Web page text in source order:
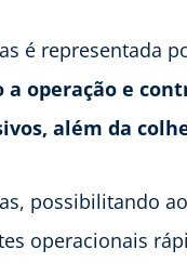
é representada
a operação e
além da
possibilitando
operacionais